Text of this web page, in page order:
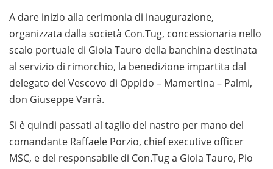
A dare inizio alla cerimonia di inaugurazione,
organizzata dalla società Con.Tug, concessionaria nello
scalo portuale di Gioia Tauro della banchina destinata
al servizio di rimorchio, la benedizione impartita dal
delegato del Vescovo di Oppido – Mamertina – Palmi,
don Giuseppe Varrà.
Si è quindi passati al taglio del nastro per mano del
comandante Raffaele Porzio, chief executive officer
MSC, e del responsabile di Con.Tug a Gioia Tauro, Pio